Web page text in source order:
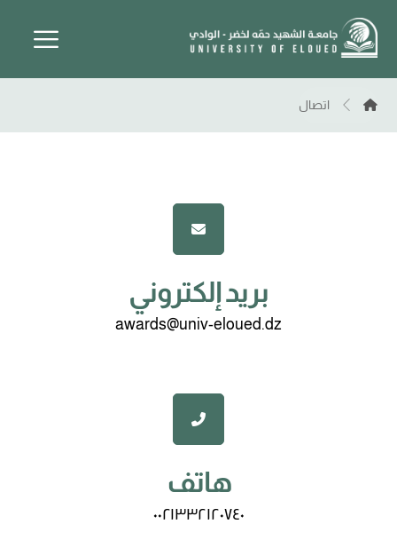
اتصال
بريد إلكتروني
awards@univ-eloued.dz
هاتف
٠٠٢١٣٣٢١٢٠٧٤٠